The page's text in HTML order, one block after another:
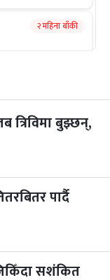
२ महिना बाँकी
२ महिना बाँकी
३ महिना बाँकी
त्रिविमा बुझ्छन्,
पार्दै
सशंकित